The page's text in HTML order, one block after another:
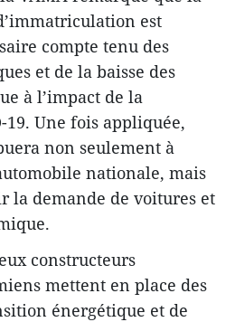
est
compte tenu des
et de la baisse des
à l’impact de la
19. Une fois appliquée,
non seulement à
nationale, mais
la demande de voitures et
constructeurs
mettent en place des
énergétique et de